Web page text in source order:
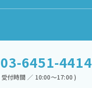
03-6451-4414
受付時間 ／ 10:00～17:00 )